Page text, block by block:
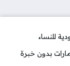
للنساء
بدون خبرة